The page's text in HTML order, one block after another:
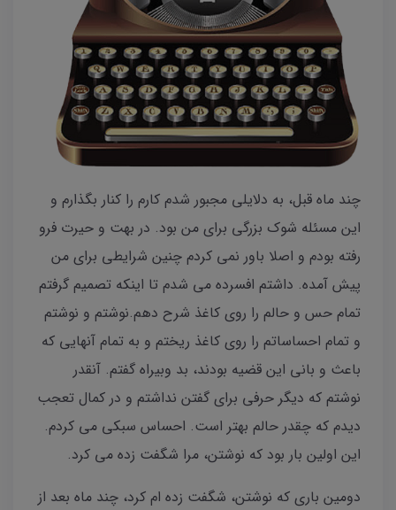
چند ماه قبل، به دلایلی مجبور شدم کارم را کنار بگذارم و
این مسئله شوک بزرگی برای من بود. در بهت و حیرت فرو
رفته بودم و اصلا باور نمی کردم چنین شرایطی برای من
پیش آمده. داشتم افسرده می شدم تا اینکه تصمیم گرفتم
تمام حس و حالم را روی کاغذ شرح دهم.نوشتم و نوشتم
و تمام احساساتم را روی کاغذ ریختم و به تمام آنهایی که
باعث و بانی این قضیه بودند، بد وبیراه گفتم. آنقدر
نوشتم که دیگر حرفی برای گفتن نداشتم و در کمال تعجب
دیدم که چقدر حالم بهتر است. احساس سبکی می کردم.
این اولین بار بود که نوشتن، مرا شگفت زده می کرد.
دومین باری که نوشتن، شگفت زده ام کرد، چند ماه بعد از